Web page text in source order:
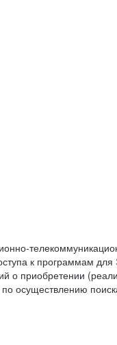
к программам
о приобретении
осуществлению